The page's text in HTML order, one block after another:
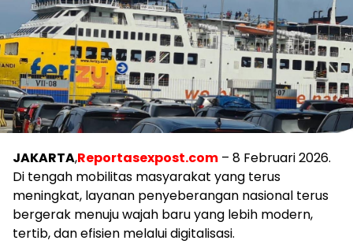
JAKARTA,Reportasexpost.com – 8 Februari 2026.
Di tengah mobilitas masyarakat yang terus
meningkat, layanan penyeberangan nasional terus
bergerak menuju wajah baru yang lebih modern,
tertib, dan efisien melalui digitalisasi.